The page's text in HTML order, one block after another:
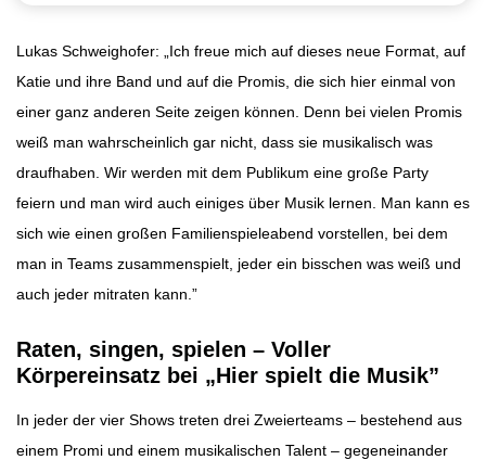
Lukas Schweighofer: „Ich freue mich auf dieses neue Format, auf
Katie und ihre Band und auf die Promis, die sich hier einmal von
einer ganz anderen Seite zeigen können. Denn bei vielen Promis
weiß man wahrscheinlich gar nicht, dass sie musikalisch was
draufhaben. Wir werden mit dem Publikum eine große Party
feiern und man wird auch einiges über Musik lernen. Man kann es
sich wie einen großen Familienspieleabend vorstellen, bei dem
man in Teams zusammenspielt, jeder ein bisschen was weiß und
auch jeder mitraten kann.”
Raten, singen, spielen – Voller
Körpereinsatz bei „Hier spielt die Musik”
In jeder der vier Shows treten drei Zweierteams – bestehend aus
einem Promi und einem musikalischen Talent – gegeneinander